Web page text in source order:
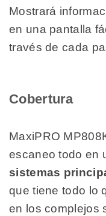
Mostrará
en una pantalla
través de cada
Cobertura
MaxiPRO
escaneo todo en
sistemas
que tiene todo lo
en los complejos